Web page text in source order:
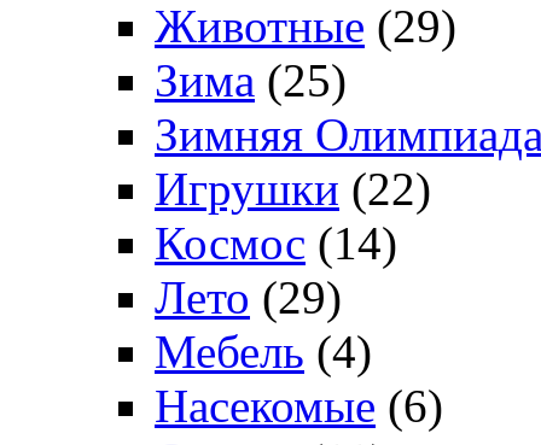
Животные (29)
Зима (25)
Зимняя
Игрушки (22)
Космос (14)
Лето (29)
Мебель (4)
Насекомые (6)